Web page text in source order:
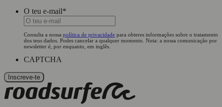
O teu e-mail*
Consulta a nossa política de privacidade para obteres informações sobre o tratamento
dos teus dados. Podes cancelar a qualquer momento. Nota: a nossa comunicação por
newsletter é, por enquanto, em inglês.
CAPTCHA